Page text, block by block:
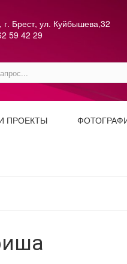
г. Брест, ул. Куйбышева,32
59 42 29
ПРОЕКТЫ